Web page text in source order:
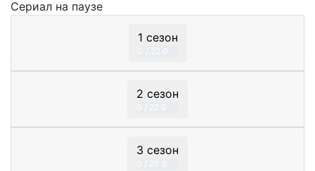
Сериал на паузе
1 сезон
2 сезон
3 сезон